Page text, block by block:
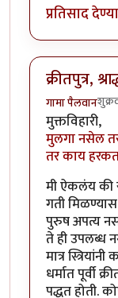
प्रतिसाद
क्रीतपुत्र,
गामा पैलवान
मुक्तविहारी,
मुलगा नसेल
तर काय
मी ऐकलंय की
गती
पुरुष अपत्य
ते ही उपलब्ध
मात्र
धर्मात पूर्वी
पद्धत होती.